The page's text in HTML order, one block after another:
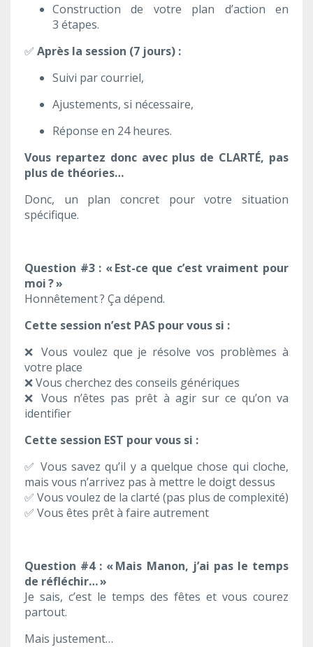
Construction de votre plan d’action en
3 étapes.
✅ Après la session (7 jours) :
Suivi par courriel,
Ajustements, si nécessaire,
Réponse en 24 heures.
Vous repartez donc avec plus de CLARTÉ, pas
plus de théories…
Donc, un plan concret pour votre situation
spécifique.
Question #3 : « Est-ce que c’est vraiment pour
moi ? »
Honnêtement ? Ça dépend.
Cette session n’est PAS pour vous si :
❌ Vous voulez que je résolve vos problèmes à
votre place
❌Vous cherchez des conseils génériques
❌ Vous n’êtes pas prêt à agir sur ce qu’on va
identifier
Cette session EST pour vous si :
✅ Vous savez qu’il y a quelque chose qui cloche,
mais vous n’arrivez pas à mettre le doigt dessus
✅ Vous voulez de la clarté (pas plus de complexité)
✅ Vous êtes prêt à faire autrement
Question #4 : « Mais Manon, j’ai pas le temps
de réfléchir… »
Je sais, c’est le temps des fêtes et vous courez
partout.
Mais justement…